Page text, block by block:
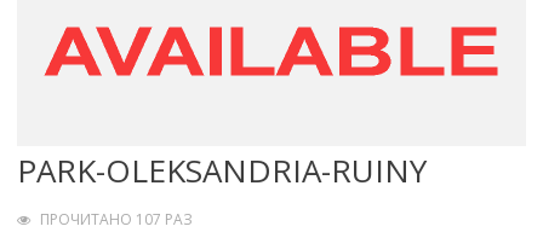
PARK-OLEKSANDRIA-RUINY
ПРОЧИТАНО 107 РАЗ